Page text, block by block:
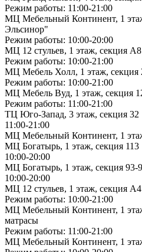
Режим работы: 11:00-21:00
МЦ Мебельный Континент, 1
Эльсинор"
Режим работы: 10:00-20:00
МЦ 12 стульев, 1 этаж, секция А8
Режим работы: 10:00-21:00
МЦ Мебель Холл, 1 этаж, секция
Режим работы: 10:00-21:00
МЦ Мебель Вуд, 1 этаж, секция
Режим работы: 11:00-21:00
ТЦ Юго-Запад, 3 этаж, секция 32
11:00-21:00
МЦ Мебельный Континент, 1
МЦ Богатырь, 1 этаж, секция 113
10:00-20:00
МЦ Богатырь, 1 этаж, секция 93-
10:00-20:00
МЦ 12 стульев, 1 этаж, секция А4
Режим работы: 10:00-21:00
МЦ Мебельный Континент, 1
матрасы
Режим работы: 11:00-21:00
МЦ Мебельный Континент, 1